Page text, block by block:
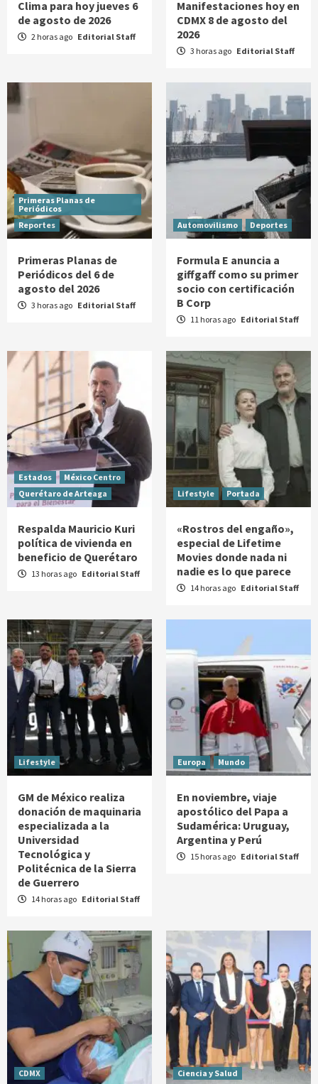
Clima para hoy jueves 6
de agosto de 2026
2 horas ago Editorial Staff
Manifestaciones hoy en
CDMX 8 de agosto del
2026
3 horas ago Editorial Staff
Primeras Planas de
Periódicos
Reportes
Primeras Planas de
Periódicos del 6 de
agosto del 2026
3 horas ago Editorial Staff
Automovilismo Deportes
Formula E anuncia a
giffgaff como su primer
socio con certificación
B Corp
11 horas ago Editorial Staff
Estados
México Centro
Querétaro de Arteaga
Respalda Mauricio Kuri
política de vivienda en
beneficio de Querétaro
13 horas ago Editorial Staff
Lifestyle Portada
«Rostros del engaño»,
especial de Lifetime
Movies donde nada ni
nadie es lo que parece
14 horas ago Editorial Staff
Lifestyle
GM de México realiza
donación de maquinaria
especializada a la
Universidad
Tecnológica y
Politécnica de la Sierra
de Guerrero
14 horas ago Editorial Staff
Europa Mundo
En noviembre, viaje
apostólico del Papa a
Sudamérica: Uruguay,
Argentina y Perú
15 horas ago Editorial Staff
CDMX Ciencia y Salud